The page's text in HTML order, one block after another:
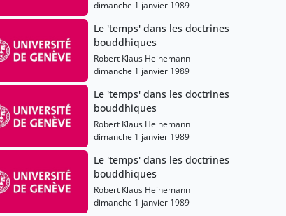
dimanche 1 janvier 1989
Le 'temps' dans les doctrines
bouddhiques
Robert Klaus Heinemann
dimanche 1 janvier 1989
Le 'temps' dans les doctrines
bouddhiques
Robert Klaus Heinemann
dimanche 1 janvier 1989
Le 'temps' dans les doctrines
bouddhiques
Robert Klaus Heinemann
dimanche 1 janvier 1989